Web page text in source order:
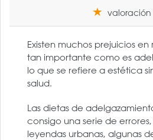
valoración
Existen muchos prejuicios
tan importante como es
lo que se refiere a estética
salud.
Las dietas de
consigo una serie de
leyendas urbanas, algunas